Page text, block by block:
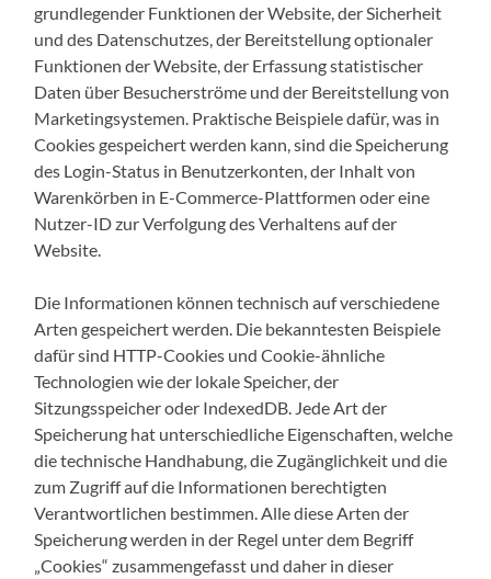
grundlegender Funktionen der Website, der Sicherheit
und des Datenschutzes, der Bereitstellung optionaler
Funktionen der Website, der Erfassung statistischer
Daten über Besucherströme und der Bereitstellung von
Marketingsystemen. Praktische Beispiele dafür, was in
Cookies gespeichert werden kann, sind die Speicherung
des Login-Status in Benutzerkonten, der Inhalt von
Warenkörben in E-Commerce-Plattformen oder eine
Nutzer-ID zur Verfolgung des Verhaltens auf der
Website.
Die Informationen können technisch auf verschiedene
Arten gespeichert werden. Die bekanntesten Beispiele
dafür sind HTTP-Cookies und Cookie-ähnliche
Technologien wie der lokale Speicher, der
Sitzungsspeicher oder IndexedDB. Jede Art der
Speicherung hat unterschiedliche Eigenschaften, welche
die technische Handhabung, die Zugänglichkeit und die
zum Zugriff auf die Informationen berechtigten
Verantwortlichen bestimmen. Alle diese Arten der
Speicherung werden in der Regel unter dem Begriff
„Cookies“ zusammengefasst und daher in dieser